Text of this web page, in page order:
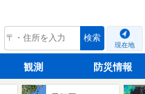
tenki.jp 検索
現在地
観測 防災情報